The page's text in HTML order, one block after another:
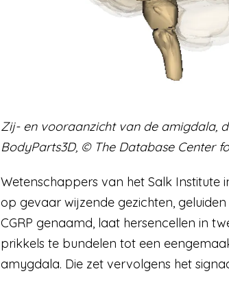
Zij- en vooraanzicht van de amigdala,
BodyParts3D, © The Database Center
Wetenschappers van het Salk Institute
op gevaar wijzende gezichten,
CGRP genaamd, laat hersencellen in
prikkels te bundelen tot een
amygdala. Die zet vervolgens het